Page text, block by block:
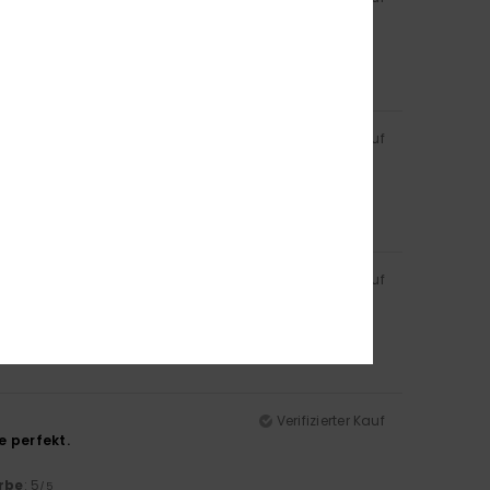
Verifizierter Kauf
Verifizierter Kauf
Verifizierter Kauf
perfekt.
: 5 /5